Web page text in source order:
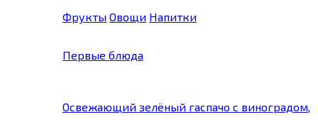
Фрукты Овощи Напитки
Первые блюда
Освежающий зелёный гаспачо с виноградом,